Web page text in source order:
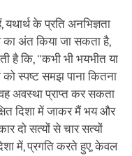
के प्रति अनभिज्ञता
अंत किया जा सकता है,
है कि, "कभी भी भयभीत या
को स्पष्ट समझ पाना कितना
अवस्था प्राप्त कर सकता
दिशा में जाकर मैं भय और
दो सत्यों से चार सत्यों
में, प्रगति करते हुए, केवल